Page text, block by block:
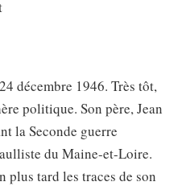
décembre 1946. Très tôt,
politique. Son père, Jean
la Seconde guerre
du Maine-et-Loire.
plus tard les traces de son